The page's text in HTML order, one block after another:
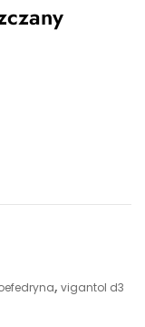
, vigantol d3